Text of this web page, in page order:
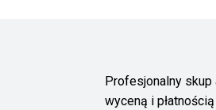
Profesjonalny
wyceną i